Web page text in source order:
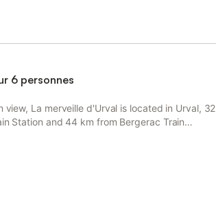
de location des draps et du linge de
6 personnes
La merveille d'Urval is located in Urval, 32
Station and 44 km from Bergerac Train
to a terrace, darts, free private parking